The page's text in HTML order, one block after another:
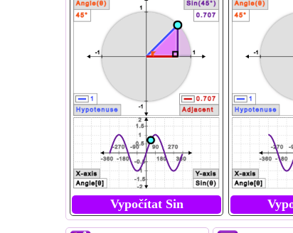
Vypočítat Sin